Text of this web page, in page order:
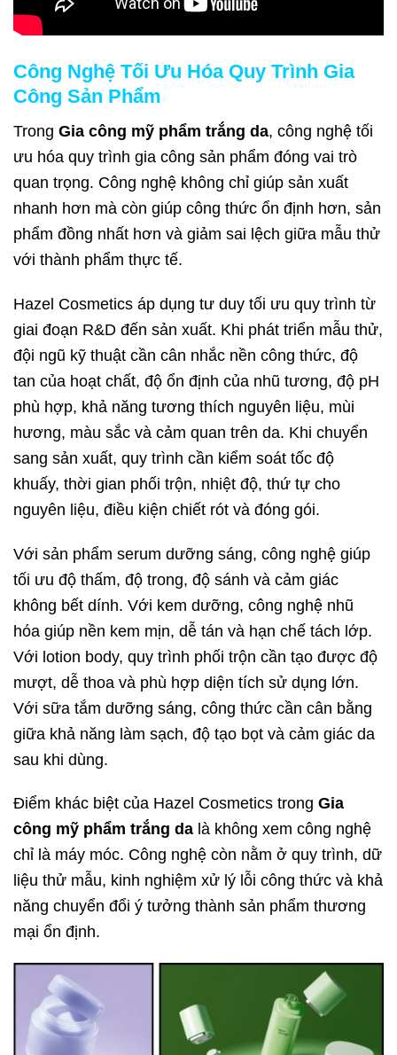
Công Nghệ Tối Ưu Hóa Quy Trình Gia
Công Sản Phẩm
Trong Gia công mỹ phẩm trắng da, công nghệ tối
ưu hóa quy trình gia công sản phẩm đóng vai trò
quan trọng. Công nghệ không chỉ giúp sản xuất
nhanh hơn mà còn giúp công thức ổn định hơn, sản
phẩm đồng nhất hơn và giảm sai lệch giữa mẫu thử
với thành phẩm thực tế.
Hazel Cosmetics áp dụng tư duy tối ưu quy trình từ
giai đoạn R&D đến sản xuất. Khi phát triển mẫu thử,
đội ngũ kỹ thuật cần cân nhắc nền công thức, độ
tan của hoạt chất, độ ổn định của nhũ tương, độ pH
phù hợp, khả năng tương thích nguyên liệu, mùi
hương, màu sắc và cảm quan trên da. Khi chuyển
sang sản xuất, quy trình cần kiểm soát tốc độ
khuấy, thời gian phối trộn, nhiệt độ, thứ tự cho
nguyên liệu, điều kiện chiết rót và đóng gói.
Với sản phẩm serum dưỡng sáng, công nghệ giúp
tối ưu độ thấm, độ trong, độ sánh và cảm giác
không bết dính. Với kem dưỡng, công nghệ nhũ
hóa giúp nền kem mịn, dễ tán và hạn chế tách lớp.
Với lotion body, quy trình phối trộn cần tạo được độ
mượt, dễ thoa và phù hợp diện tích sử dụng lớn.
Với sữa tắm dưỡng sáng, công thức cần cân bằng
giữa khả năng làm sạch, độ tạo bọt và cảm giác da
sau khi dùng.
Điểm khác biệt của Hazel Cosmetics trong Gia
công mỹ phẩm trắng da là không xem công nghệ
chỉ là máy móc. Công nghệ còn nằm ở quy trình, dữ
liệu thử mẫu, kinh nghiệm xử lý lỗi công thức và khả
năng chuyển đổi ý tưởng thành sản phẩm thương
mại ổn định.